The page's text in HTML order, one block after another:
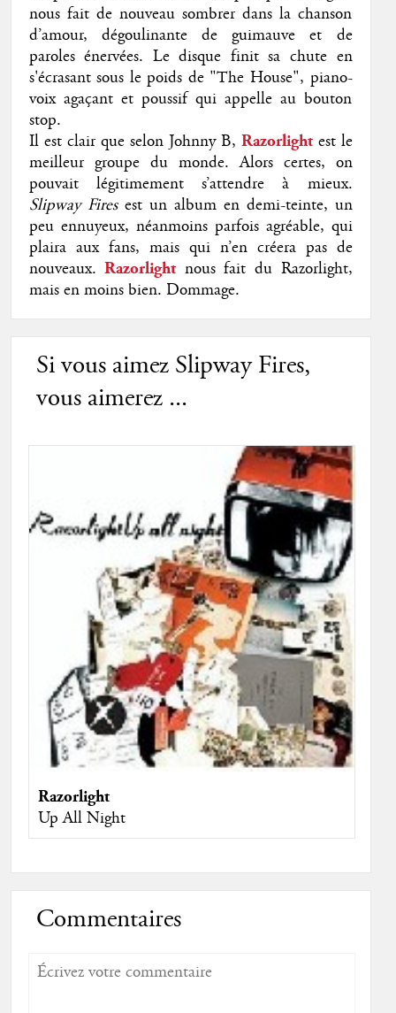
nous fait de nouveau sombrer dans la chanson
d’amour, dégoulinante de guimauve et de
paroles énervées. Le disque finit sa chute en
s'écrasant sous le poids de "The House", piano-
voix agaçant et poussif qui appelle au bouton
stop.
Il est clair que selon Johnny B, Razorlight est le
meilleur groupe du monde. Alors certes, on
pouvait légitimement s’attendre à mieux.
Slipway Firesest un album en demi-teinte, un
peu ennuyeux, néanmoins parfois agréable, qui
plaira aux fans, mais qui n’en créera pas de
nouveaux. Razorlight nous fait du Razorlight,
mais en moins bien. Dommage.
Si vous aimez Slipway Fires,
vous aimerez ...
Razorlight
Up All Night
Commentaires